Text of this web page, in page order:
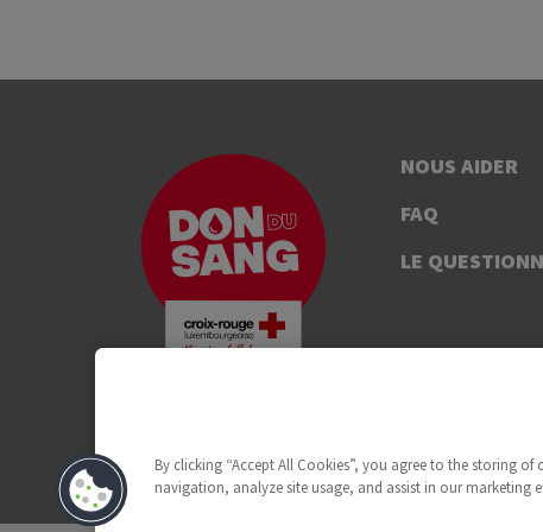
NOUS AIDER
FAQ
LE
By clicking “Accept All Cookies”, you agree to the storing
navigation, analyze site usage, and assist in our marketing